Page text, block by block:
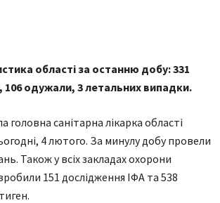
області за останню добу: 331
106 одужали, 3 летальних випадки.
головна санітарна лікарка області
4 лютого. За минулу добу провели
Також у всіх закладах охорони
151 дослідження ІФА та 538